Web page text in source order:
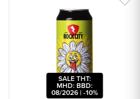
SALE THT:
MHD: BBD:
08/2026 | -10%